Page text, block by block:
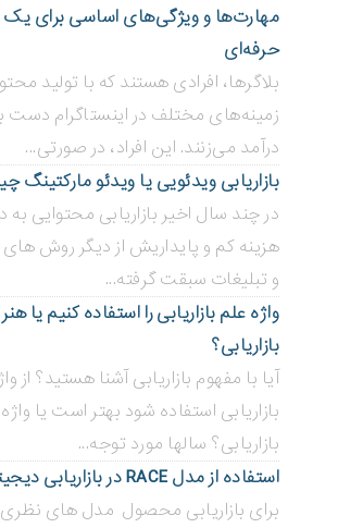
مهارت‌ها و ویژگی‌های اساسی برای یک
حرفه‌ای
بلاگر‌ها، افرادی هستند که با تولید
زمینه‌های مختلف در اینستاگرام
درآمد می‌زنند. این افراد، در صورتی...
بازاریابی ویدئویی ‌یا ویدئو
در چند سال اخیر بازاریابی محتوایی به
هزینه کم و پایداریش از دیگر روش های
و تبلیغات سبقت گرفته...
واژه علم بازاریابی را استفاده کنیم یا هنر
بازاریابی؟
آیا با مفهوم بازاریابی آشنا هستید؟ از
بازاریابی استفاده شود بهتر است یا
بازاریابی؟ سالها مورد توجه...
استفاده از مدل RACE در بازاریابی دیجیتال
برای بازاریابی محصول مدل های